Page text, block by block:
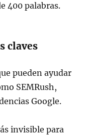
400 palabras.
claves
pueden ayudar
SEMRush,
Google.
invisible para